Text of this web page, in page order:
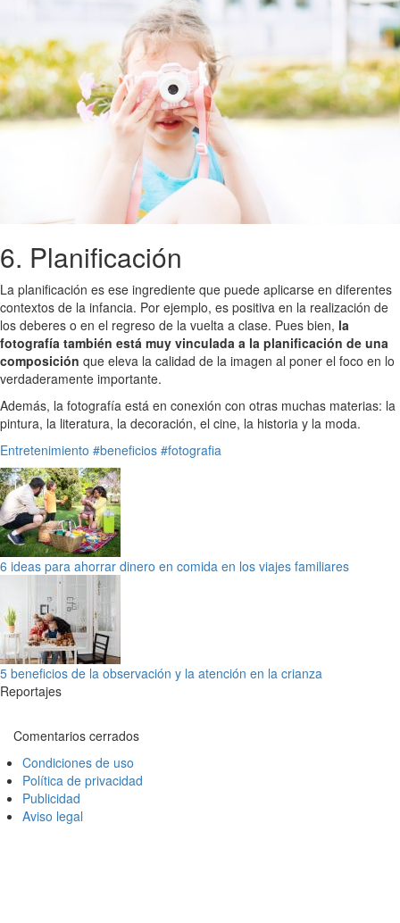
6. Planificación
La planificación es ese ingrediente que puede aplicarse en diferentes
contextos de la infancia. Por ejemplo, es positiva en la realización de
los deberes o en el regreso de la vuelta a clase. Pues bien, la
fotografía también está muy vinculada a la planificación de una
composición que eleva la calidad de la imagen al poner el foco en lo
verdaderamente importante.
Además, la fotografía está en conexión con otras muchas materias: la
pintura, la literatura, la decoración, el cine, la historia y la moda.
Entretenimiento #beneficios #fotografia
6 ideas para ahorrar dinero en comida en los viajes familiares
5 beneficios de la observación y la atención en la crianza
Reportajes
Comentarios cerrados
Condiciones de uso
Política de privacidad
Publicidad
Aviso legal